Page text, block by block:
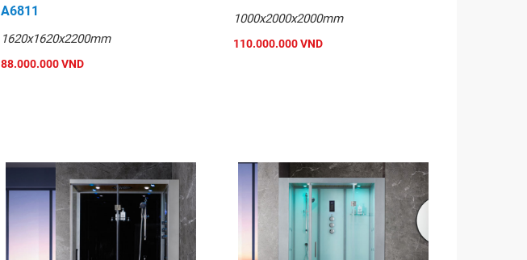
A6811
1620x1620x2200mm
88.000.000 VND
1000x2000x2000mm
110.000.000 VND